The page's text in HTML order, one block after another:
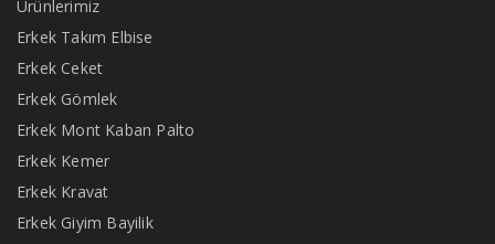
Ürünlerimiz
Erkek Takım Elbise
Erkek Ceket
Erkek Gömlek
Erkek Mont Kaban Palto
Erkek Kemer
Erkek Kravat
Erkek Giyim Bayilik